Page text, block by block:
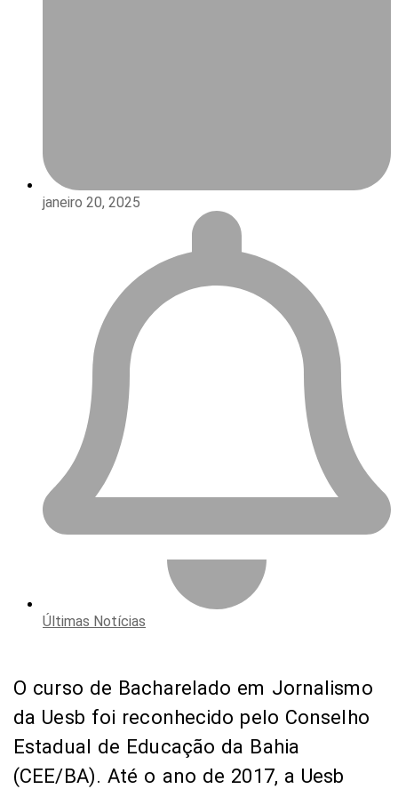
janeiro 20, 2025
Últimas Notícias
O curso de Bacharelado em Jornalismo
da Uesb foi reconhecido pelo Conselho
Estadual de Educação da Bahia
(CEE/BA). Até o ano de 2017, a Uesb